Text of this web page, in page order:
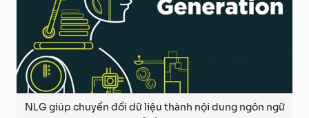
NLG giúp chuyển đổi dữ liệu thành nội dung ngôn ngữ